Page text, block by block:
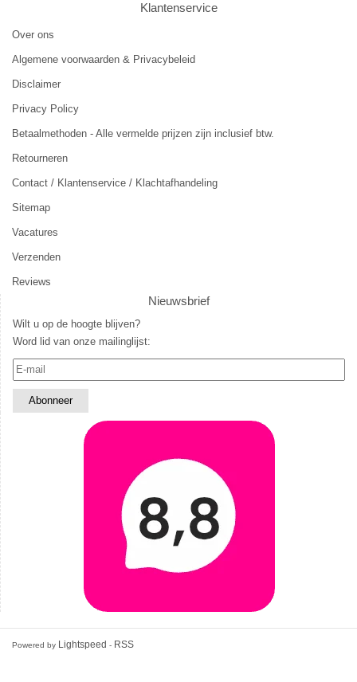
Klantenservice
Over ons
Algemene voorwaarden & Privacybeleid
Disclaimer
Privacy Policy
Betaalmethoden - Alle vermelde prijzen zijn inclusief btw.
Retourneren
Contact / Klantenservice / Klachtafhandeling
Sitemap
Vacatures
Verzenden
Reviews
Nieuwsbrief
Wilt u op de hoogte blijven?
Word lid van onze mailinglijst:
Powered by Lightspeed - RSS